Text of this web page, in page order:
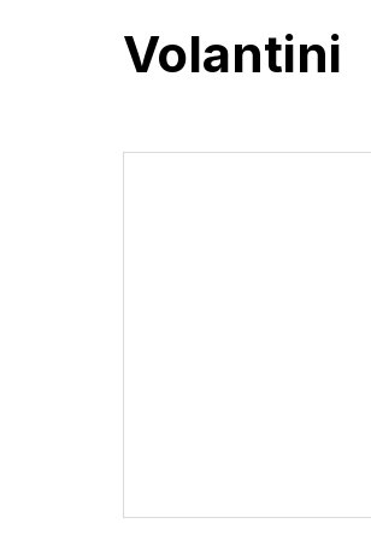
Volantini